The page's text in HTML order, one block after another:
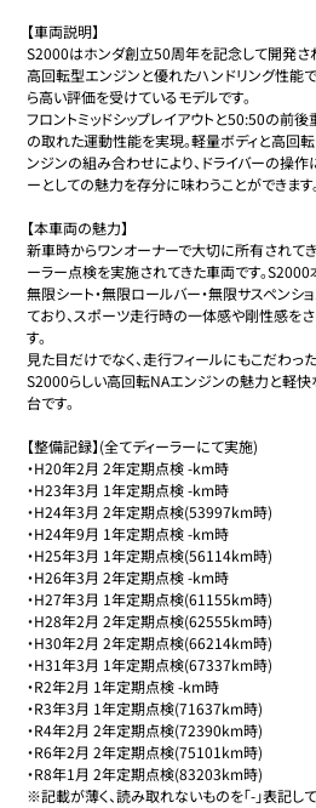
【車両説明】
S2000はホンダ創立50周年を記念して開発さ
高回転型エンジンと優れたハンドリング性能
ら高い評価を受けているモデルです。
フロントミッドシップレイアウトと50:50の前
の取れた運動性能を実現。軽量ボディと高回
ンジンの組み合わせにより、ドライバーの操
ーとしての魅力を存分に味わうことができます。
【本車両の魅力】
新車時からワンオーナーで大切に所有されて
ーラー点検を実施されてきた車両です。S2000
無限シート・無限ロールバー・無限サスペンシ
ており、スポーツ走行時の一体感や剛性感を
す。
見た目だけでなく、走行フィールにもこだわっ
S2000らしい高回転NAエンジンの魅力と軽快
台です。
【整備記録】(全てディーラーにて実施)
・H20年2月 2年定期点検 -km時
・H23年3月 1年定期点検 -km時
・H24年3月 2年定期点検(53997km時)
・H24年9月 1年定期点検 -km時
・H25年3月 1年定期点検(56114km時)
・H26年3月 2年定期点検 -km時
・H27年3月 1年定期点検(61155km時)
・H28年2月 2年定期点検(62555km時)
・H30年2月 2年定期点検(66214km時)
・H31年3月 1年定期点検(67337km時)
・R2年2月 1年定期点検 -km時
・R3年3月 1年定期点検(71637km時)
・R4年2月 2年定期点検(72390km時)
・R6年2月 2年定期点検(75101km時)
・R8年1月 2年定期点検(83203km時)
※記載が薄く、読み取れないものを「-」表記して